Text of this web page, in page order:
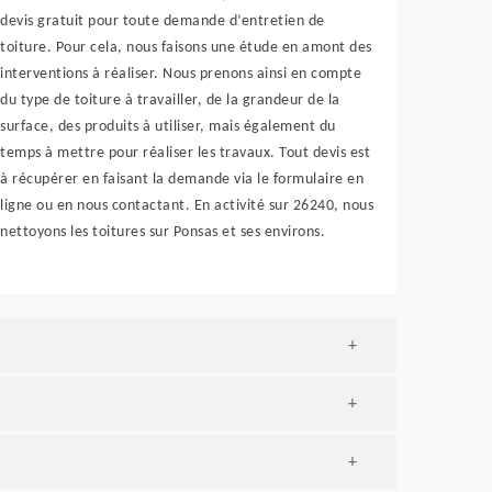
devis gratuit pour toute demande d’entretien de
toiture. Pour cela, nous faisons une étude en amont des
interventions à réaliser. Nous prenons ainsi en compte
du type de toiture à travailler, de la grandeur de la
surface, des produits à utiliser, mais également du
temps à mettre pour réaliser les travaux. Tout devis est
à récupérer en faisant la demande via le formulaire en
ligne ou en nous contactant. En activité sur 26240, nous
nettoyons les toitures sur Ponsas et ses environs.
+
+
+